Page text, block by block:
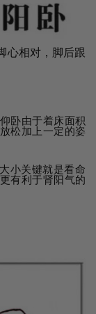
心相对，脚后跟
卧由于着床面积
松加上一定的姿
小关键就是看命
有利于肾阳气的